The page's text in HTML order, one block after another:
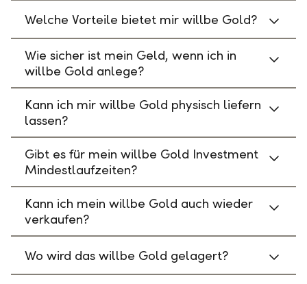
Welche Vorteile bietet mir willbe Gold?
Wie sicher ist mein Geld, wenn ich in
willbe Gold anlege?
Kann ich mir willbe Gold physisch liefern
lassen?
Gibt es für mein willbe Gold Investment
Mindestlaufzeiten?
Kann ich mein willbe Gold auch wieder
verkaufen?
Wo wird das willbe Gold gelagert?